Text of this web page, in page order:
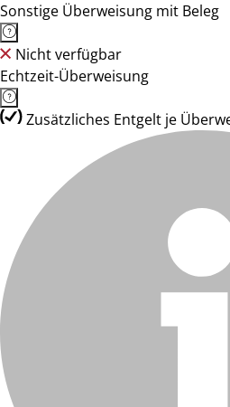
Sonstige Überweisung mit Beleg
Nicht verfügbar
Echtzeit-Überweisung
Zusätzliches Entgelt je